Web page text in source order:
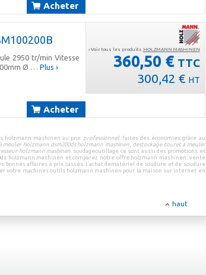
Acheter
› Voir tous les produits HOLZMANN MASHINEN
360,50 € TTC
300,42 € HT
2950 tr/min Vitesse
Ø …Plus ›
Acheter
holzmann mashinen au prix professionnel. faites des économies grâce au
meuler holzmann dsm200ds holzmann mashinen, destockage touret à meuler
holzmann mashinen. soudageoutillage ce sont aussi des promotions et
holzmann mashinen etcomparez notre offre holzmann mashinen. vente
bonnes affaires à prix cassés. l'achat dematériel de soudure et de soudure
votre machines outils holzmann mashinen pour la maison sur internet en
haut